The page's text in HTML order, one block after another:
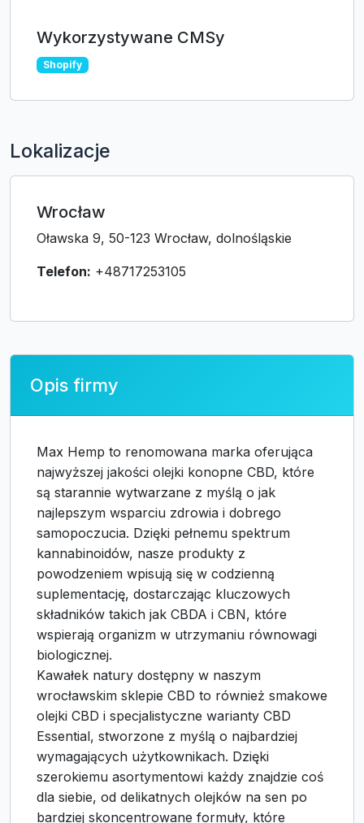
Wykorzystywane CMSy
Shopify
Lokalizacje
Wrocław
Oławska 9, 50-123 Wrocław, dolnośląskie
Telefon: +48717253105
Opis firmy
Max Hemp to renomowana marka oferująca
najwyższej jakości olejki konopne CBD, które
są starannie wytwarzane z myślą o jak
najlepszym wsparciu zdrowia i dobrego
samopoczucia. Dzięki pełnemu spektrum
kannabinoidów, nasze produkty z
powodzeniem wpisują się w codzienną
suplementację, dostarczając kluczowych
składników takich jak CBDA i CBN, które
wspierają organizm w utrzymaniu równowagi
biologicznej.
Kawałek natury dostępny w naszym
wrocławskim sklepie CBD to również smakowe
olejki CBD i specjalistyczne warianty CBD
Essential, stworzone z myślą o najbardziej
wymagających użytkownikach. Dzięki
szerokiemu asortymentowi każdy znajdzie coś
dla siebie, od delikatnych olejków na sen po
bardziej skoncentrowane formuły, które